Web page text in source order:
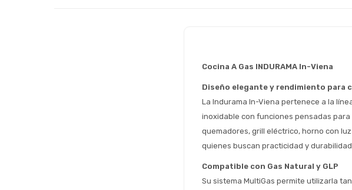
Cocina A Gas INDURAMA In-Viena
Diseño elegante y rendimiento para
La Indurama In-Viena pertenece a la
inoxidable con funciones pensadas
quemadores, grill eléctrico, horno con
quienes buscan practicidad y durabilidad
Compatible con Gas Natural y GLP
Su sistema MultiGas permite utilizarla